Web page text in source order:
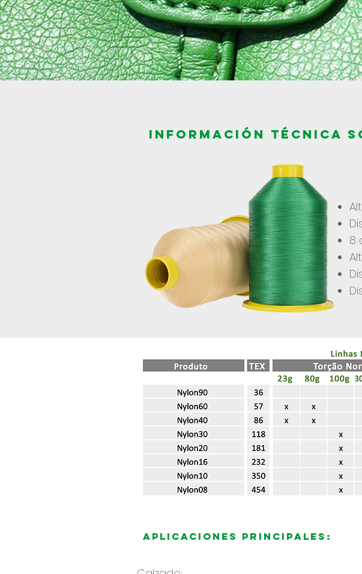
INFORMACIÓN
8
Aplicaciones principales: